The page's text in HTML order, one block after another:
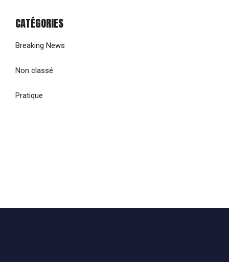
CATÉGORIES
Breaking News
Non classé
Pratique